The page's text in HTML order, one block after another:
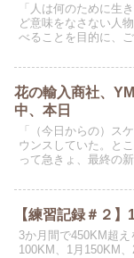
「人は何のために生
ど意味をなさない人
べることを目的に、
段階）Mさんのケー
花の輸入商社、
中、本日
「（今日からの）ス
ウンスしていた。と
って急きょ、最終の
ことになった。もち
【練習記録＃２
3か月間で450KM超
100KM、1月150KM